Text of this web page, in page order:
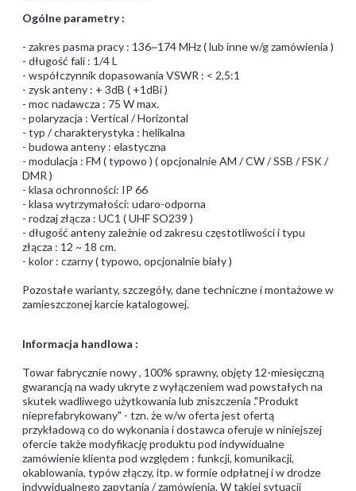
Ogólne parametry :
- zakres pasma pracy : 136~174 MHz ( lub inne w/g zamówienia )
- długość fali : 1/4 L
- współczynnik dopasowania VSWR : < 2,5:1
- zysk anteny : + 3dB ( +1dBi )
- moc nadawcza : 75 W max.
- polaryzacja : Vertical / Horizontal
- typ / charakterystyka : helikalna
- budowa anteny : elastyczna
- modulacja : FM ( typowo ) ( opcjonalnie AM / CW / SSB / FSK /
DMR )
- klasa ochronności: IP 66
- klasa wytrzymałości: udaro-odporna
- rodzaj złącza : UC1 ( UHF SO239 )
- długość anteny zależnie od zakresu częstotliwości i typu
złącza : 12 ~ 18 cm.
- kolor : czarny ( typowo, opcjonalnie biały )
Pozostałe warianty, szczegóły, dane techniczne i montażowe w
zamieszczonej karcie katalogowej.
Informacja handlowa :
Towar fabrycznie nowy , 100% sprawny, objęty 12-miesięczną
gwarancją na wady ukryte z wyłączeniem wad powstałych na
skutek wadliwego użytkowania lub zniszczenia ."Produkt
nieprefabrykowany" - tzn. że w/w oferta jest ofertą
przykładową co do wykonania i dostawca oferuje w niniejszej
ofercie także modyfikację produktu pod indywidualne
zamówienie klienta pod względem : funkcji, komunikacji,
okablowania, typów złączy, itp. w formie odpłatnej i w drodze
indywidualnego zapytania / zamówienia. W takiej sytuacji